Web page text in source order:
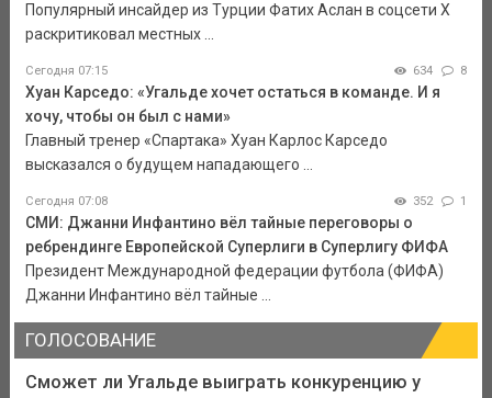
Популярный инсайдер из Турции Фатих Аслан в соцсети X
раскритиковал местных ...
Сегодня 07:15 634 8
Хуан Карседо: «Угальде хочет остаться в команде. И я
хочу, чтобы он был с нами»
Главный тренер «Спартака» Хуан Карлос Карседо
высказался о будущем нападающего ...
Сегодня 07:08 352 1
СМИ: Джанни Инфантино вёл тайные переговоры о
ребрендинге Европейской Суперлиги в Суперлигу ФИФА
Президент Международной федерации футбола (ФИФА)
Джанни Инфантино вёл тайные ...
ГОЛОСОВАНИЕ
Сможет ли Угальде выиграть конкуренцию у